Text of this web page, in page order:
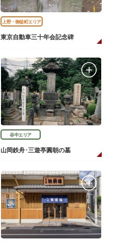
上野・御徒町エリア
東京自動車三十年会記念碑
谷中エリア
山岡鉄舟･三遊亭圓朝の墓